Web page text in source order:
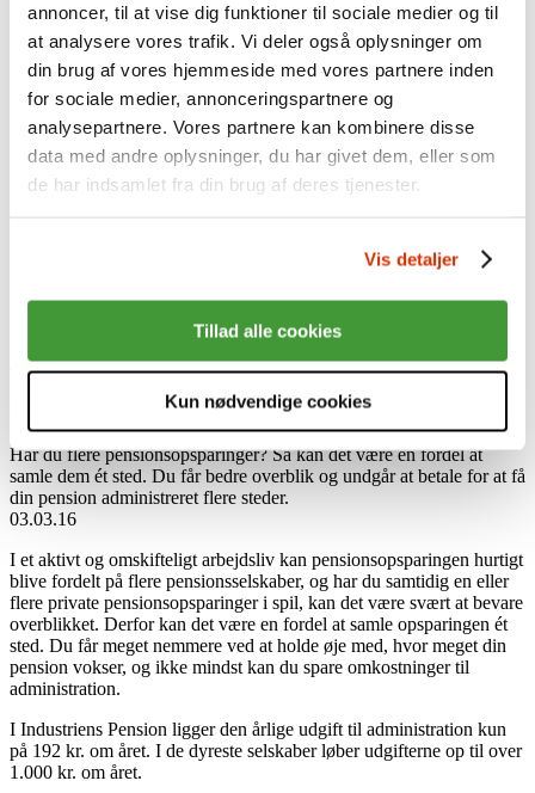
annoncer, til at vise dig funktioner til sociale medier og til
at analysere vores trafik. Vi deler også oplysninger om
din brug af vores hjemmeside med vores partnere inden
for sociale medier, annonceringspartnere og
analysepartnere. Vores partnere kan kombinere disse
data med andre oplysninger, du har givet dem, eller som
de har indsamlet fra din brug af deres tjenester.
Vis detaljer
Tillad alle cookies
Kun nødvendige cookies
Hvem er vi?
Organisation og ejerforhold
Mission, vision, værdier
Nøgletal
Årsrapporter mv.
Historien om Industriens Pension
Investeringer
Sådan investerer vi
Ansvarlige investeringer
Karriere
Log på Min side med MitID Log på som virksomhed
Få overblik og flere penge, når du samler pensionen
Har du flere pensionsopsparinger? Så kan det være en fordel at
samle dem ét sted. Du får bedre overblik og undgår at betale for at få
din pension administreret flere steder.
03.03.16
I et aktivt og omskifteligt arbejdsliv kan pensionsopsparingen hurtigt
blive fordelt på flere pensionsselskaber, og har du samtidig en eller
flere private pensionsopsparinger i spil, kan det være svært at bevare
overblikket. Derfor kan det være en fordel at samle opsparingen ét
sted. Du får meget nemmere ved at holde øje med, hvor meget din
pension vokser, og ikke mindst kan du spare omkostninger til
administration.
I Industriens Pension ligger den årlige udgift til administration kun
på 192 kr. om året. I de dyreste selskaber løber udgifterne op til over
1.000 kr. om året.